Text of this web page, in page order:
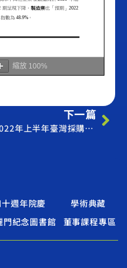
縮放 100%
下一篇
2022年上半年臺灣採購經理人營運展望調查新聞稿
十週年院慶
學術典藏
門紀念圖書館
董事課程專區